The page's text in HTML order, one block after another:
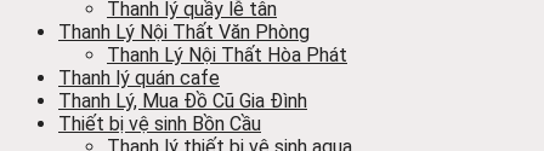
Thanh lý quầy lễ tân
Thanh Lý Nội Thất Văn Phòng
Thanh Lý Nội Thất Hòa Phát
Thanh lý quán cafe
Thanh Lý, Mua Đồ Cũ Gia Đình
Thiết bị vệ sinh Bồn Cầu